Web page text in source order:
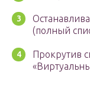
(полный
Прокрутив